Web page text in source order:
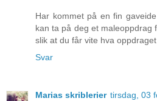
Har kommet på en fin
kan ta på deg et maleoppdrag
slik at du får vite hva
Svar
Marias skriblerier tirsdag, 03